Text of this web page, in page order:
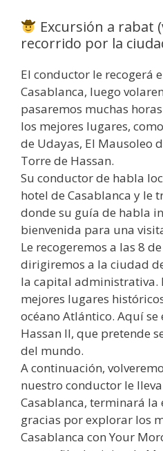
Excursión a rabat
recorrido por la
El conductor le recogerá
Casablanca, luego
pasaremos muchas
los mejores lugares,
de Udayas, El Mausoleo
Torre de Hassan.
Su conductor de habla
hotel de Casablanca y le
donde su guía de habla
bienvenida para una
Le recogeremos a las 8
dirigiremos a la ciudad
la capital administrativa.
mejores lugares
océano Atlántico. Aquí
Hassan II, que pretende
del mundo.
A continuación,
nuestro conductor le
Casablanca, terminará la
gracias por explorar los
Casablanca con Your